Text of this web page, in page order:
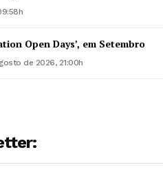
Open Days’, em Setembro
de 2026, 21:00h